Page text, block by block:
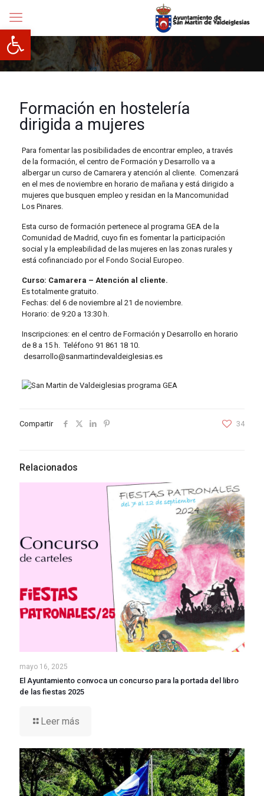
Abrir barra de herramientas
Formación en hostelería
dirigida a mujeres
Para fomentar las posibilidades de encontrar empleo, a través
de la formación, el centro de Formación y Desarrollo va a
albergar un curso de Camarera y atención al cliente. Comenzará
en el mes de noviembre en horario de mañana y está dirigido a
mujeres que busquen empleo y residan en la Mancomunidad
Los Pinares.
Esta curso de formación pertenece al programa GEA de la
Comunidad de Madrid, cuyo fin es fomentar la participación
social y la empleabilidad de las mujeres en las zonas rurales y
está cofinanciado por el Fondo Social Europeo.
Curso: Camarera – Atención al cliente.
Es totalmente gratuito.
Fechas: del 6 de noviembre al 21 de noviembre.
Horario: de 9:20 a 13:30 h.
Inscripciones: en el centro de Formación y Desarrollo en horario
de 8 a 15 h. Teléfono 91 861 18 10.
desarrollo@sanmartindevaldeiglesias.es
Compartir 34
Relacionados
mayo 16, 2025
El Ayuntamiento convoca un concurso para la portada del libro
de las fiestas 2025
Leer más